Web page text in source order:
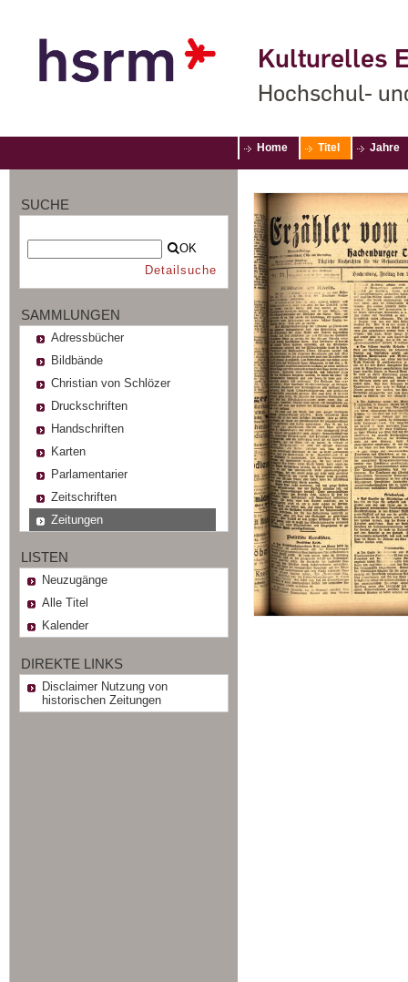
Kulturelles
Hochschul-
Home Titel Jahre
SUCHE
OK
Detailsuche
SAMMLUNGEN
Adressbücher
Bildbände
Christian von Schlözer
Druckschriften
Handschriften
Karten
Parlamentarier
Zeitschriften
Zeitungen
LISTEN
Neuzugänge
Alle Titel
Kalender
DIREKTE LINKS
Disclaimer Nutzung von
historischen Zeitungen